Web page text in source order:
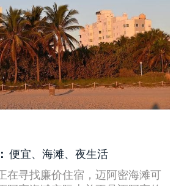
便宜、海滩、夜生活
在寻找廉价住宿，迈阿密海滩可